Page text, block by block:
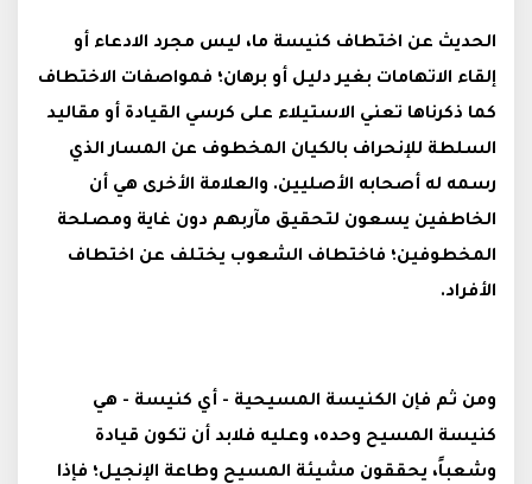
الحديث عن اختطاف كنيسة ما، ليس مجرد الادعاء أو
إلقاء الاتهامات بغير دليل أو برهان؛ فمواصفات الاختطاف
كما ذكرناها تعني الاستيلاء على كرسي القيادة أو مقاليد
السلطة للإنحراف بالكيان المخطوف عن المسار الذي
رسمه له أصحابه الأصليين. والعلامة الأخرى هي أن
الخاطفين يسعون لتحقيق مآربهم دون غاية ومصلحة
المخطوفين؛ فاختطاف الشعوب يختلف عن اختطاف
الأفراد.
ومن ثم فإن الكنيسة المسيحية - أي كنيسة - هي
كنيسة المسيح وحده، وعليه فلابد أن تكون قيادة
وشعباً، يحققون مشيئة المسيح وطاعة الإنجيل؛ فإذا